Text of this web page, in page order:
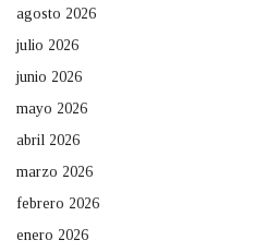
agosto 2026
julio 2026
junio 2026
mayo 2026
abril 2026
marzo 2026
febrero 2026
enero 2026